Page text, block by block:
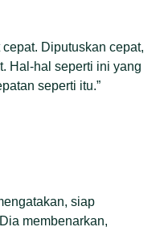
Diputuskan cepat,
Hal-hal seperti ini yang
seperti itu.”
siap
membenarkan,